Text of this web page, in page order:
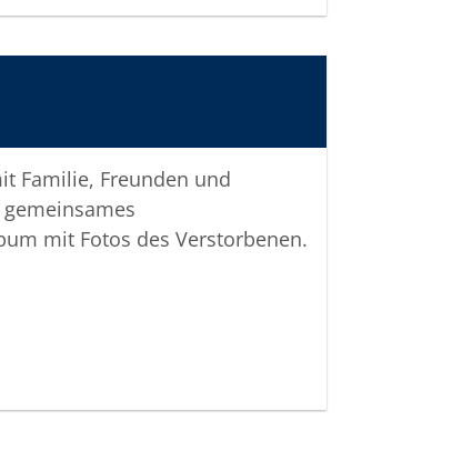
teilen und so das
Familie, Freunden und
mit Fotos des Verstorbenen.